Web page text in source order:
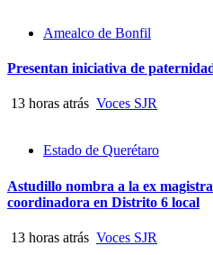
Amealco de Bonfil
Presentan iniciativa de
13 horas atrás Voces SJR
Estado de Querétaro
Astudillo nombra a la ex
coordinadora en Distrito 6 local
13 horas atrás Voces SJR